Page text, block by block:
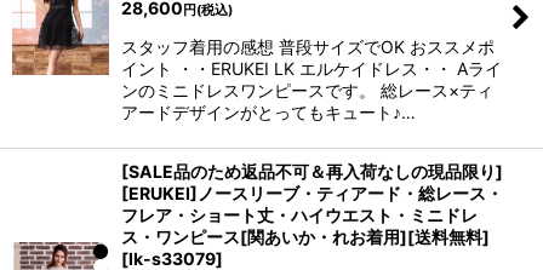
28,600 円 (税込)
スタッフ着用の感想 普段サイズでOK おススメポ
イント ・・ERUKEI LK エルケイドレス・・ Aライ
ンのミニドレスワンピースです。 総レース×ティ
アードデザインがとってもキュート♪…
[SALE品のため返品不可＆再入荷なしの現品限り]
[ERUKEI]ノースリーブ・ティアード・総レース・
フレア・ショート丈・ハイウエスト・ミニドレ
ス・ワンピース[関あいか・れお着用][送料無料]
[lk-s33079]